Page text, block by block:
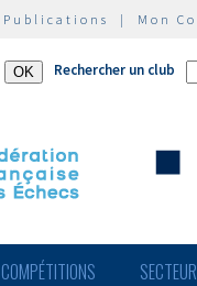
Publications | Mon
Rechercher un club
COMPÉTITIONS